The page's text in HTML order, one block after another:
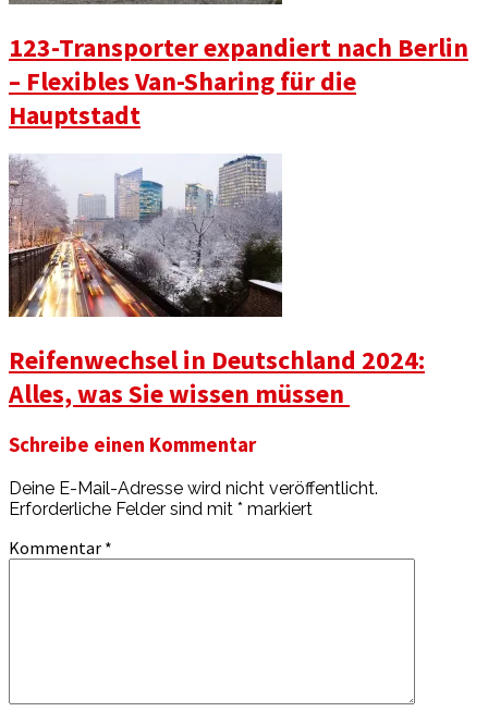
123-Transporter expandiert nach Berlin
– Flexibles Van-Sharing für die
Hauptstadt
Reifenwechsel in Deutschland 2024:
Alles, was Sie wissen müssen
Schreibe einen Kommentar
Deine E-Mail-Adresse wird nicht veröffentlicht.
Erforderliche Felder sind mit * markiert
Kommentar *